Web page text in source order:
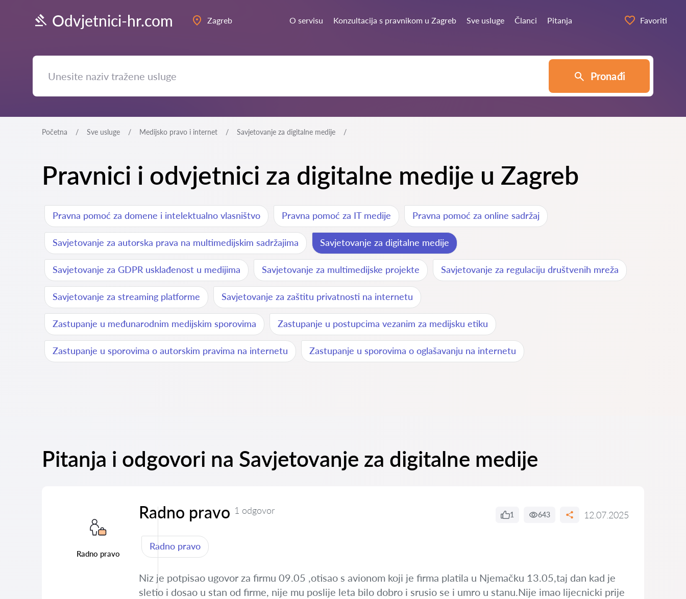
Odvjetnici-hr.com Zagreb O servisu Konzultacija s pravnikom u Zagreb Sve usluge Članci Pitanja Favoriti
Pronađi
Početna Sve usluge Medijsko pravo i internet Savjetovanje za digitalne medije
Pravnici i odvjetnici za digitalne medije u Zagreb
Pravna pomoć za domene i intelektualno vlasništvo Pravna pomoć za IT medije Pravna pomoć za online sadržaj
Savjetovanje za autorska prava na multimedijskim sadržajima Savjetovanje za digitalne medije
Savjetovanje za GDPR usklađenost u medijima Savjetovanje za multimedijske projekte Savjetovanje za regulaciju društvenih mreža
Savjetovanje za streaming platforme Savjetovanje za zaštitu privatnosti na internetu
Zastupanje u međunarodnim medijskim sporovima Zastupanje u postupcima vezanim za medijsku etiku
Zastupanje u sporovima o autorskim pravima na internetu Zastupanje u sporovima o oglašavanju na internetu
Pitanja i odgovori na Savjetovanje za digitalne medije
Radno pravo
Radno pravo 1 odgovor 1 643 12.07.2025
Radno pravo
Niz je potpisao ugovor za firmu 09.05 ,otisao s avionom koji je firma platila u Njemačku 13.05,taj dan kad je
sletio i dosao u stan od firme, nije mu poslije leta bilo dobro i srusio se i umro u stanu.Nije imao lijecnicki prije